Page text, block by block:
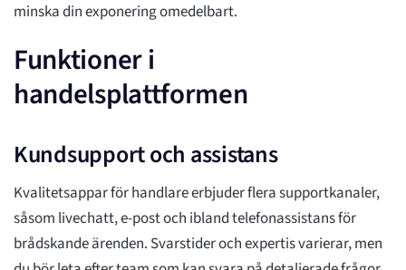
minska din exponering omedelbart.
Funktioner i
handelsplattformen
Kundsupport och assistans
Kvalitetsappar för handlare erbjuder flera supportkanaler,
såsom livechatt, e-post och ibland telefonassistans för
brådskande ärenden. Svarstider och expertis varierar, men